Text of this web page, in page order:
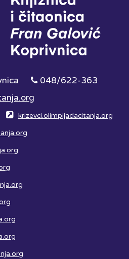
048/622-363
krizevci.olimpijadacitanja.org